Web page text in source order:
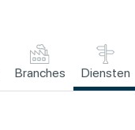
Branches Diensten